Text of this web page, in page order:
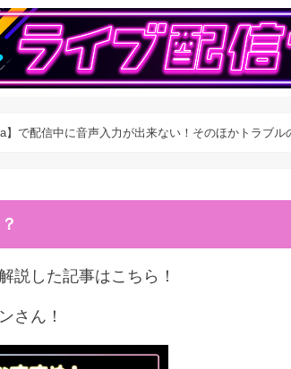
】で配信中に音声入力が出来ない！そのほかトラブル
説した記事はこちら！
さん！